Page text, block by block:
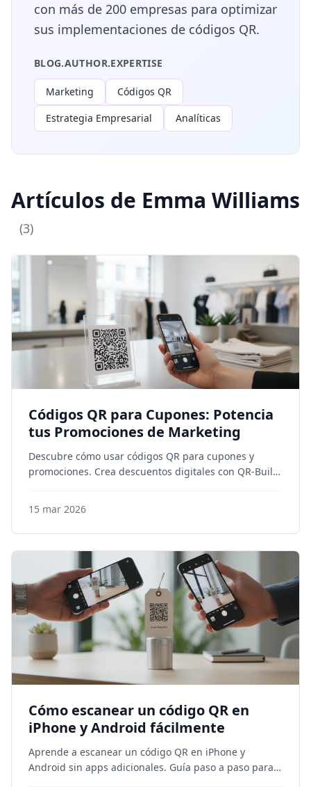
con más de 200 empresas para optimizar
sus implementaciones de códigos QR.
BLOG.AUTHOR.EXPERTISE
Marketing
Códigos QR
Estrategia Empresarial
Analíticas
Artículos de Emma Williams
(3)
Códigos QR para Cupones: Potencia
tus Promociones de Marketing
Descubre cómo usar códigos QR para cupones y
promociones. Crea descuentos digitales con QR-Build,
15 mar 2026
Cómo escanear un código QR en
iPhone y Android fácilmente
Aprende a escanear un código QR en iPhone y
Android sin apps adicionales. Guía paso a paso para